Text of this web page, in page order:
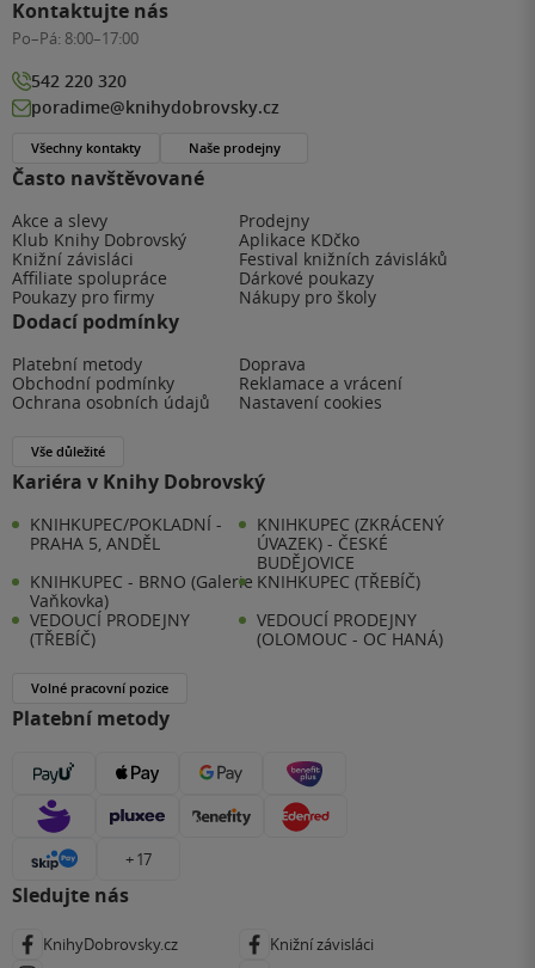
Často navštěvované
Akce a slevy
Prodejny
Klub Knihy Dobrovský
Aplikace KDčko
Knižní závisláci
Festival knižních závisláků
Affiliate spolupráce
Dárkové poukazy
Poukazy pro firmy
Nákupy pro školy
Dodací podmínky
Platební metody
Doprava
Obchodní podmínky
Reklamace a vrácení
Ochrana osobních údajů
Nastavení cookies
Vše důležité
Kariéra v Knihy Dobrovský
KNIHKUPEC/POKLADNÍ -
PRAHA 5, ANDĚL
KNIHKUPEC (ZKRÁCENÝ
ÚVAZEK) - ČESKÉ
BUDĚJOVICE
KNIHKUPEC - BRNO (Galerie
Vaňkovka)
KNIHKUPEC (TŘEBÍČ)
VEDOUCÍ PRODEJNY
(TŘEBÍČ)
VEDOUCÍ PRODEJNY
(OLOMOUC - OC HANÁ)
Volné pracovní pozice
Platební metody
+ 17
Sledujte nás
KnihyDobrovsky.cz
Knižní závisláci
Kontaktujte nás
Po–Pá: 8:00–17:00
542 220 320
poradime@knihydobrovsky.cz
Všechny kontakty Naše prodejny